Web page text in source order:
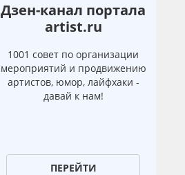
Дзен-канал портала
artist.ru
1001 совет по организации
мероприятий и продвижению
артистов, юмор, лайфхаки -
давай к нам!
ПЕРЕЙТИ